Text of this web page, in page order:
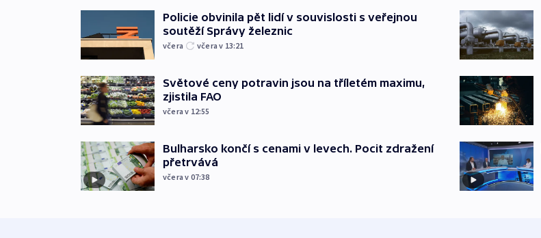
Policie obvinila pět lidí v souvislosti s veřejnou
soutěží Správy železnic
včera včera v 13:21
Světové ceny potravin jsou na tříletém maximu,
zjistila FAO
včera v 12:55
Bulharsko končí s cenami v levech. Pocit zdražení
přetrvává
včera v 07:38